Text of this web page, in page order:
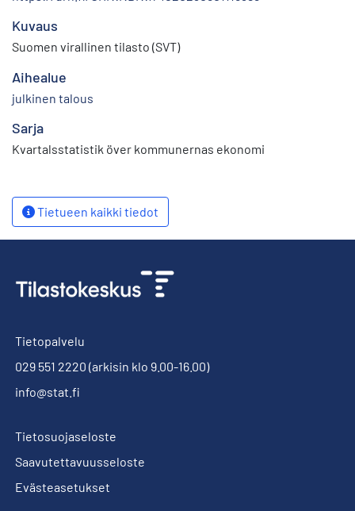
Kuvaus
Suomen virallinen tilasto (SVT)
Aihealue
julkinen talous
Sarja
Kvartalsstatistik över kommunernas ekonomi
Tietueen kaikki tiedot
Tietopalvelu
029 551 2220 (arkisin klo 9.00-16.00)
info@stat.fi
Tietosuojaseloste
Saavutettavuusseloste
Evästeasetukset